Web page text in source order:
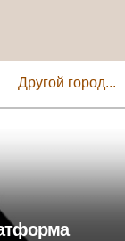
Другой город...